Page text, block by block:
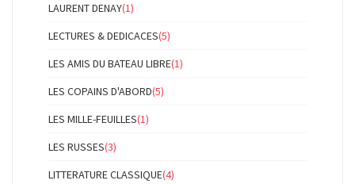
LAURENT DENAY(1)
LECTURES & DEDICACES(5)
LES AMIS DU BATEAU LIBRE(1)
LES COPAINS D'ABORD(5)
LES MILLE-FEUILLES(1)
LES RUSSES(3)
LITTERATURE CLASSIQUE(4)